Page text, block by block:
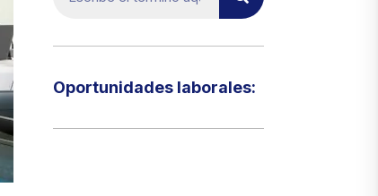
Oportunidades laborales:​